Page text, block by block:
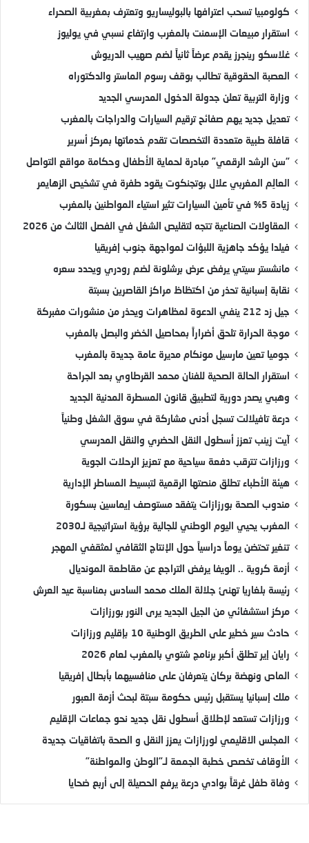
كولومبيا تسحب اعترافها بالبوليساريو وتعترف بمغربية الصحراء
استقرار مبيعات الإسمنت بالمغرب وارتفاع نسبي في يوليوز
غلاسكو رينجرز يقدم عرضاً ثانياً لضم صهيب الدريوش
العصبة الحقوقية تطالب بوقف رسوم الماستر والدكتوراه
وزارة التربية تعلن جدولة الدخول المدرسي الجديد
تعديل جديد يهم صفائح ترقيم السيارات والدراجات بالمغرب
قافلة طبية متعددة التخصصات تقدم خدماتها بمركز أسرير
“سن الرشد الرقمي” مبادرة لحماية الأطفال وحكامة مواقع التواصل
العالِم المغربي علال بوتجنكوت يقود طفرة في تشخيص الزهايمر
زيادة 5% في تأمين السيارات تثير استياء المواطنين بالمغرب
المقاولات الصناعية تتجه لتقليص الشغل في الفصل الثالث من 2026
فيلدا يؤكد جاهزية اللبؤات لمواجهة جنوب إفريقيا
مانشستر سيتي يرفض عرض برشلونة لضم رودري ويحدد سعره
نقابة إسبانية تحذر من اكتظاظ مراكز القاصرين بسبتة
جيل زد 212 ينفي الدعوة لمظاهرات ويحذر من منشورات مفبركة
موجة الحرارة تلحق أضراراً بمحاصيل الخضر والبصل بالمغرب
جوميا تعين مارسيل مونكام مديرة عامة جديدة بالمغرب
استقرار الحالة الصحية للفنان محمد القرطاوي بعد الجراحة
وهبي يصدر دورية لتطبيق قانون المسطرة المدنية الجديد
درعة تافيلالت تسجل أدنى مشاركة في سوق الشغل وطنياً
آيت زينب تعزز أسطول النقل الحضري والنقل المدرسي
ورزازات تترقب دفعة سياحية مع تعزيز الرحلات الجوية
هيئة الأطباء تطلق منصتها الرقمية لتبسيط المساطر الإدارية
مندوب الصحة بورزازات يتفقد مستوصف إيماسين بسكورة
المغرب يحيي اليوم الوطني للجالية برؤية استراتيجية لـ2030
تنغير تحتضن يوماً دراسياً حول الإنتاج الثقافي لمثقفي المهجر
أزمة كروية .. الويفا يرفض التراجع عن مقاطعة المونديال
رئيسة بلغاريا تهنئ جلالة الملك محمد السادس بمناسبة عيد العرش
مركز استشفائي من الجيل الجديد يرى النور بورزازات
حادث سير خطير على الطريق الوطنية 10 بإقليم ورزازات
رايان إير تطلق أكبر برنامج شتوي بالمغرب لعام 2026
الماص ونهضة بركان يتعرفان على منافسيهما بأبطال إفريقيا
ملك إسبانيا يستقبل رئيس حكومة سبتة لبحث أزمة العبور
ورزازات تستعد لإطلاق أسطول نقل جديد نحو جماعات الإقليم
المجلس الاقليمي لورزازات يعزز النقل و الصحة باتفاقيات جديدة
الأوقاف تخصص خطبة الجمعة لـ”الوطن والمواطنة”
وفاة طفل غرقاً بوادي درعة يرفع الحصيلة إلى أربع ضحايا